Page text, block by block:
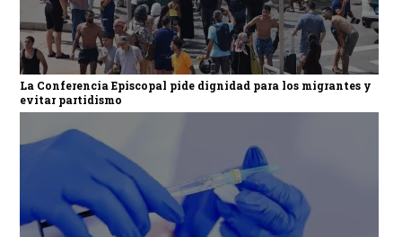
La Conferencia Episcopal pide dignidad para los migrantes y
evitar partidismo